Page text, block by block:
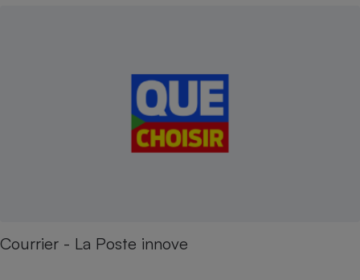
Courrier - La Poste innove